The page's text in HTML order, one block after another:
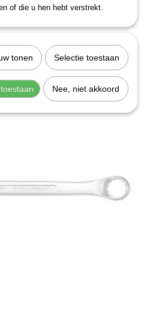
of die u hen hebt verstrekt.
tonen Selectie toestaan
Nee, niet akkoord